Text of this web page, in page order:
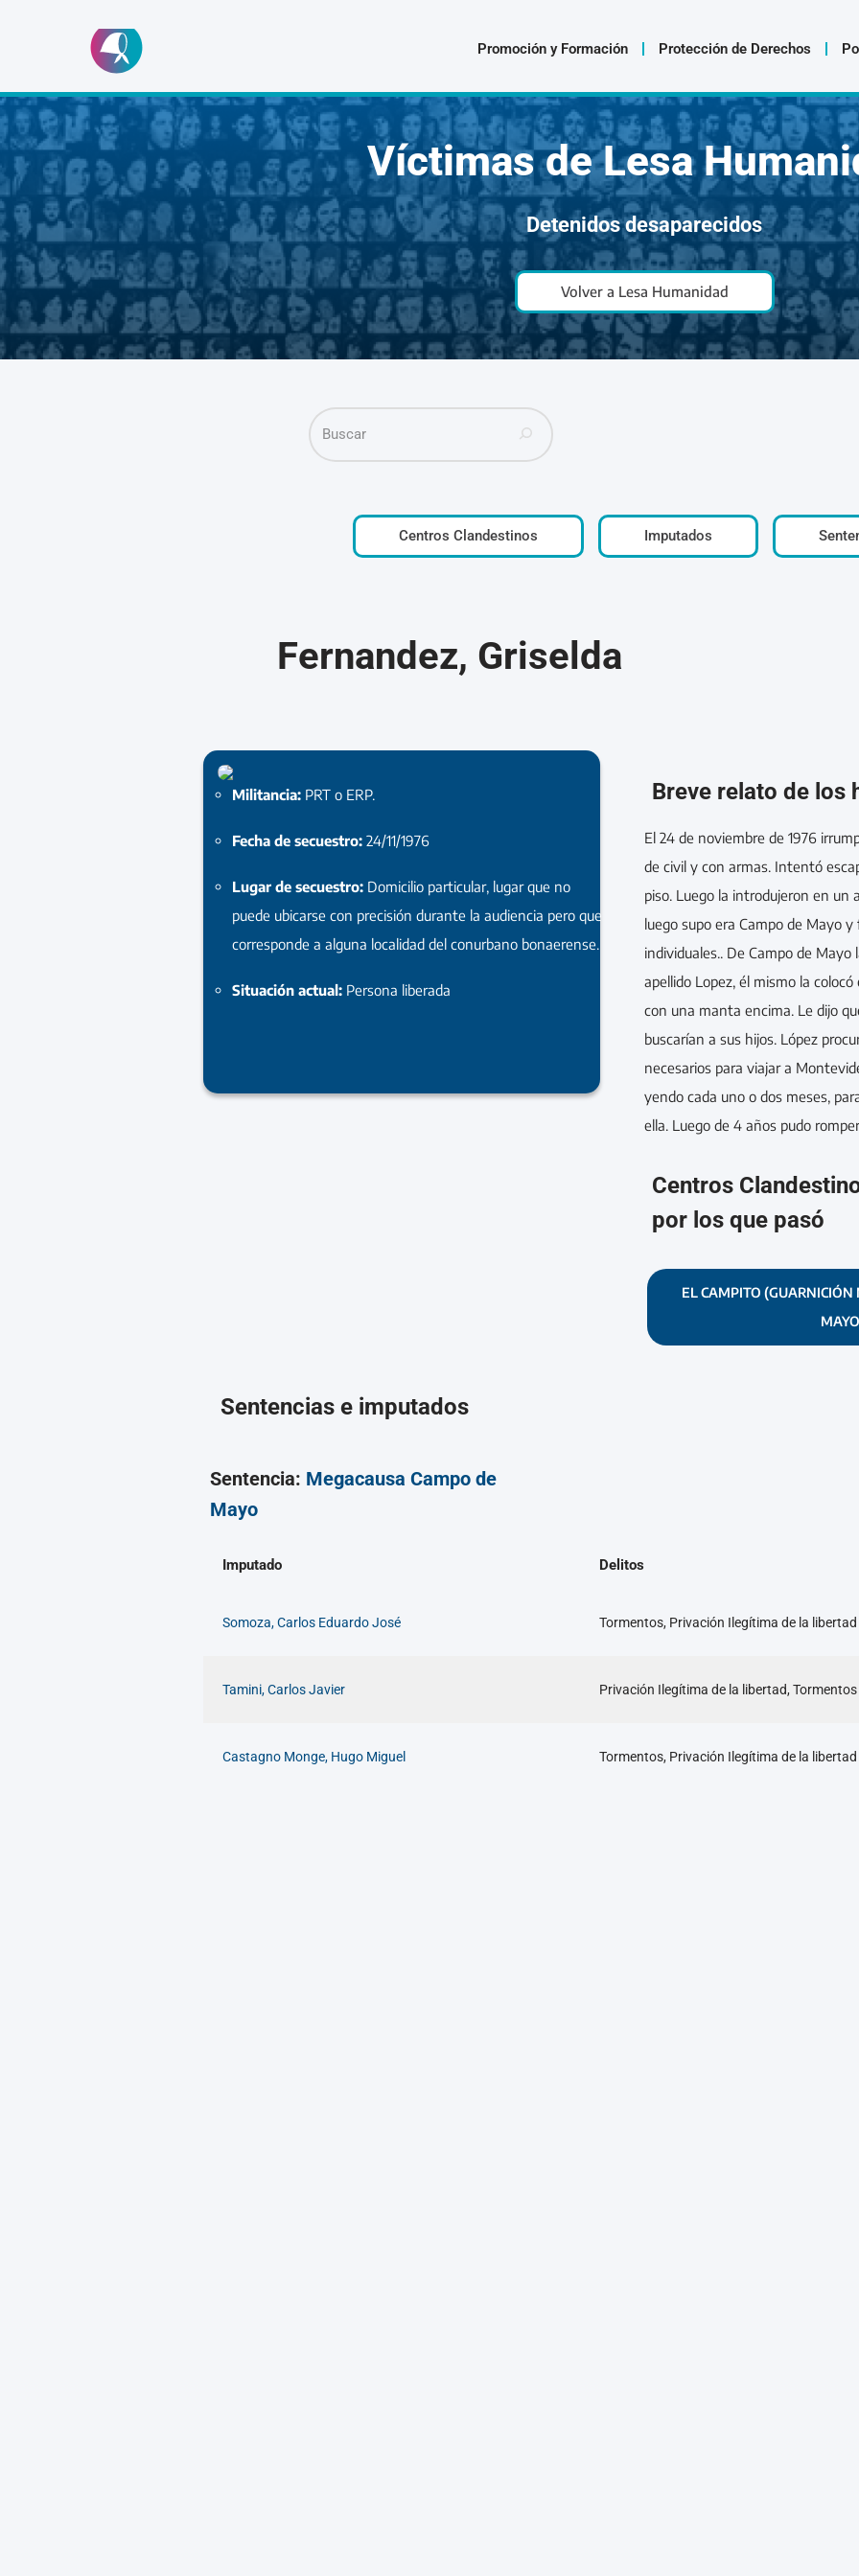
al
contenido
Promoción y Formación Protección de Derechos
Víctimas de Lesa
Detenidos desaparecidos
Volver a Lesa Humanidad
Centros Clandestinos Imputados
Fernandez, Griselda
Militancia: PRT o ERP.
Fecha de secuestro:24/11/1976
Lugar de secuestro: Domicilio particular, lugar que no
puede ubicarse con precisión durante la audiencia pero que
corresponde a alguna localidad del conurbano bonaerense.
Situación actual: Persona liberada
Breve relato de los
El 24 de noviembre de 1976
de civil y con armas. Intentó
piso. Luego la introdujeron en un
luego supo era Campo de Mayo
individuales.. De Campo de Mayo
apellido Lopez, él mismo la
con una manta encima. Le dijo
buscarían a sus hijos. López
necesarios para viajar a
yendo cada uno o dos meses,
ella. Luego de 4 años pudo
Centros
por los que pasó
EL CAMPITO (GUARNICIÓN
Sentencias e imputados
Sentencia: Megacausa Campo de
Mayo
Imputado Delitos
Somoza, Carlos Eduardo José Tormentos, Privación Ilegítima de la libertad
Tamini, Carlos Javier Privación Ilegítima de la libertad, Tormentos
Castagno Monge, Hugo Miguel Tormentos, Privación Ilegítima de la libertad